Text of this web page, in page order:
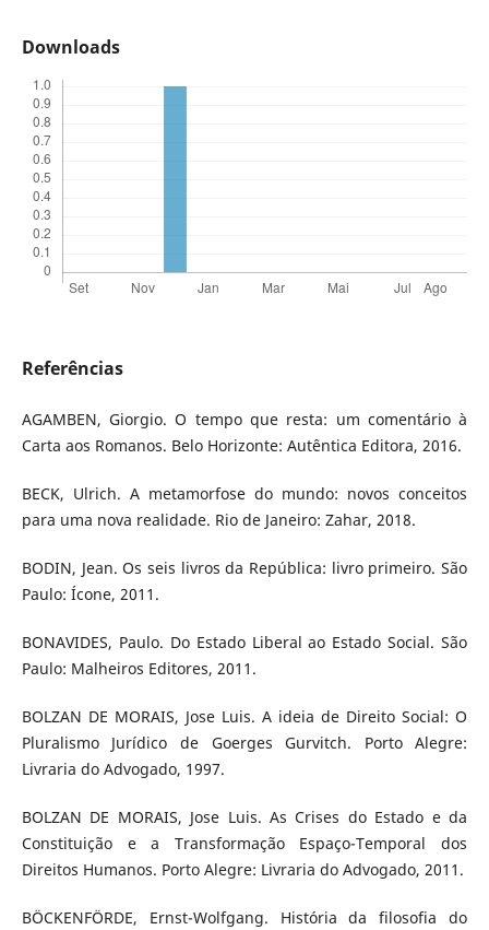
Downloads
Referências
AGAMBEN, Giorgio. O tempo que resta: um comentário à
Carta aos Romanos. Belo Horizonte: Autêntica Editora, 2016.
BECK, Ulrich. A metamorfose do mundo: novos conceitos
para uma nova realidade. Rio de Janeiro: Zahar, 2018.
BODIN, Jean. Os seis livros da República: livro primeiro. São
Paulo: Ícone, 2011.
BONAVIDES, Paulo. Do Estado Liberal ao Estado Social. São
Paulo: Malheiros Editores, 2011.
BOLZAN DE MORAIS, Jose Luis. A ideia de Direito Social: O
Pluralismo Jurídico de Goerges Gurvitch. Porto Alegre:
Livraria do Advogado, 1997.
BOLZAN DE MORAIS, Jose Luis. As Crises do Estado e da
Constituição e a Transformação Espaço-Temporal dos
Direitos Humanos. Porto Alegre: Livraria do Advogado, 2011.
BÖCKENFÖRDE, Ernst-Wolfgang. História da filosofia do